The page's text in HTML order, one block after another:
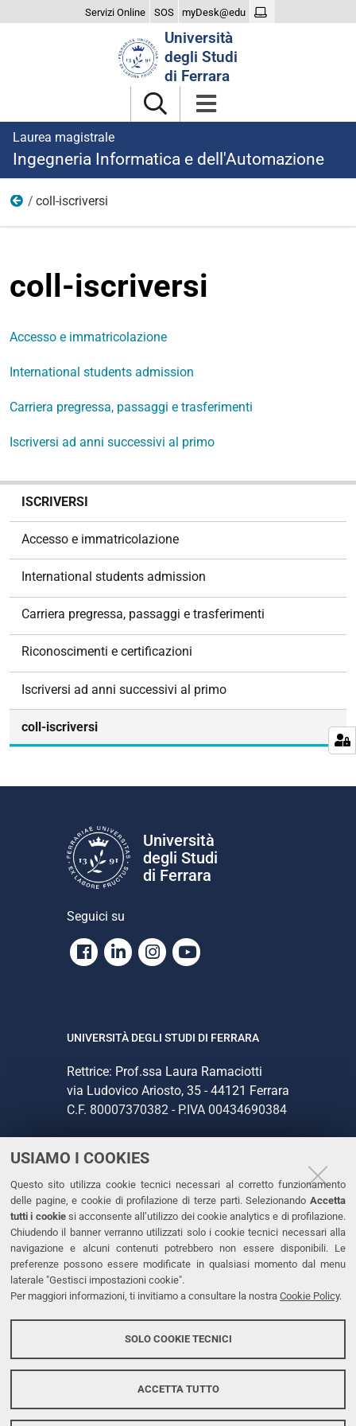
USIAMO I COOKIES
Questo sito utilizza cookie tecnici necessari al corretto funzionamento
delle pagine, e cookie di profilazione di terze parti. Selezionando Accetta
tutti i cookiesi acconsente all’utilizzo dei cookie analytics e di profilazione.
Chiudendo il banner verranno utilizzati solo i cookie tecnici necessari alla
navigazione e alcuni contenuti potrebbero non essere disponibili. Le
preferenze possono essere modificate in qualsiasi momento dal menu
laterale "Gestisci impostazioni cookie".
Per maggiori informazioni, ti invitiamo a consultare la nostra Cookie Policy.
SOLO COOKIE TECNICI
ACCETTA TUTTO
Servizi Online SOS myDesk@edu
Università
degli Studi
di Ferrara
Laurea magistrale
Ingegneria Informatica e dell'Automazione
Iscriversi
coll-iscriversi
coll-iscriversi
Accesso e immatricolazione
International students admission
Carriera pregressa, passaggi e trasferimenti
Iscriversi ad anni successivi al primo
ISCRIVERSI
Accesso e immatricolazione
International students admission
Carriera pregressa, passaggi e trasferimenti
Riconoscimenti e certificazioni
Iscriversi ad anni successivi al primo
coll-iscriversi
Università
degli Studi
di Ferrara
Seguici su
Facebook
LinkedinInstagram
Youtube
UNIVERSITÀ DEGLI STUDI DI FERRARA
Rettrice: Prof.ssa Laura Ramaciotti
via Ludovico Ariosto, 35 - 44121 Ferrara
C.F. 80007370382 - P.IVA 00434690384
CONTATTI
Tel. +39 0532 293111
Fax. +39 0532 293031
PEC
LINKS
Dichiarazione di accessibilità
Protezione dati personali